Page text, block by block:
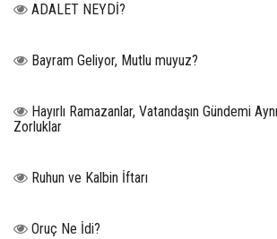
ADALET NEYDİ?
Bayram Geliyor, Mutlu muyuz?
Hayırlı Ramazanlar, Vatandaşın Gündemi
Zorluklar
Ruhun ve Kalbin İftarı
Oruç Ne İdi?